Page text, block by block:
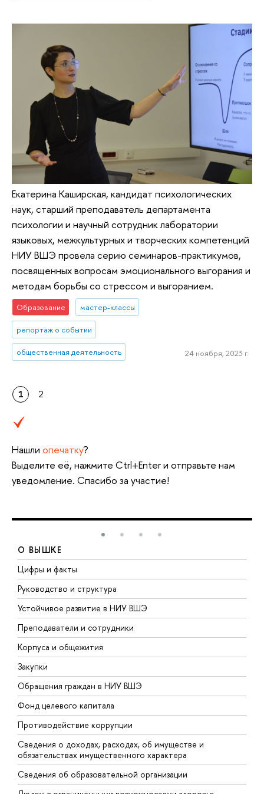
Екатерина Каширская, кандидат психологических
наук, старший преподаватель департамента
психологии и научный сотрудник лаборатории
языковых, межкультурных и творческих компетенций
НИУ ВШЭ провела серию семинаров-практикумов,
посвященных вопросам эмоционального выгорания и
методам борьбы со стрессом и выгоранием.
Образование мастер-классы
репортаж о событии
общественная деятельность 24 ноября, 2023 г.
1 2
Нашли опечатку?
Выделите её, нажмите Ctrl+Enter и отправьте нам
уведомление. Спасибо за участие!
О ВЫШКЕ
Цифры и факты
Руководство и структура
Устойчивое развитие в НИУ ВШЭ
Преподаватели и сотрудники
Корпуса и общежития
Закупки
Обращения граждан в НИУ ВШЭ
Фонд целевого капитала
Противодействие коррупции
Сведения о доходах, расходах, об имуществе и
обязательствах имущественного характера
Сведения об образовательной организации